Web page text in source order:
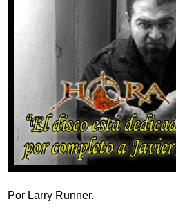
Por Larry Runner.